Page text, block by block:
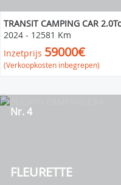
TRANSIT CAMPING CAR
2024 - 12581 Km
Inzetprijs 59000€
(Verkoopkosten inbegrepen)
FLEURETTE
Nr. 4